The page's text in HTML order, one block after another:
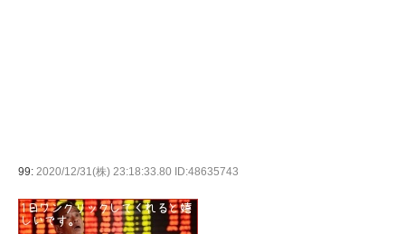
99: 2020/12/31(株) 23:18:33.80 ID:48635743